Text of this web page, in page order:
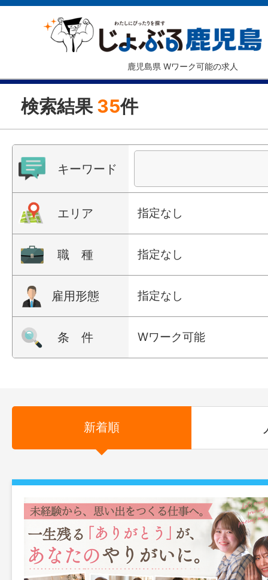
鹿児島県 Wワーク可能の求人
検索結果 35件
キーワード
エリア 指定なし
職 種 指定なし
雇用形態 指定なし
条 件 Wワーク可能
新着順